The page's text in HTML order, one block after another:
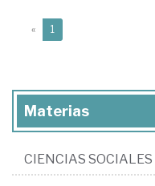
« 1
Materias
CIENCIAS SOCIALES